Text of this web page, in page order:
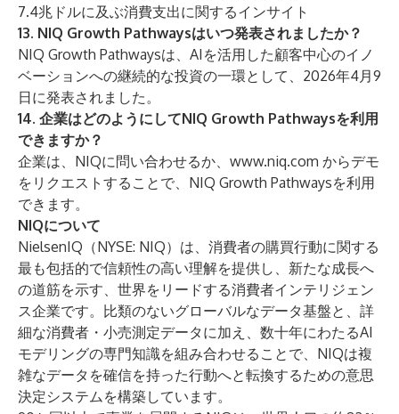
7.4兆ドルに及ぶ消費支出に関するインサイト
13. NIQ Growth Pathwaysはいつ発表されましたか？
NIQ Growth Pathwaysは、AIを活用した顧客中心のイノ
ベーションへの継続的な投資の一環として、2026年4月9
日に発表されました。
14. 企業はどのようにしてNIQ Growth Pathwaysを利用
できますか？
企業は、NIQに問い合わせるか、 www.niq.com からデモ
をリクエストすることで、NIQ Growth Pathwaysを利用
できます。
NIQについて
NielsenIQ（NYSE: NIQ）は、消費者の購買行動に関する
最も包括的で信頼性の高い理解を提供し、新たな成長へ
の道筋を示す、世界をリードする消費者インテリジェン
ス企業です。比類のないグローバルなデータ基盤と、詳
細な消費者・小売測定データに加え、数十年にわたるAI
モデリングの専門知識を組み合わせることで、NIQは複
雑なデータを確信を持った行動へと転換するための意思
決定システムを構築しています。